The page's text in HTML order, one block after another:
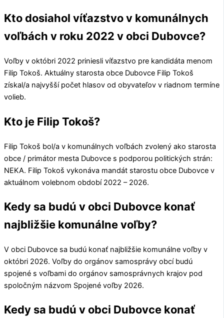
Kto dosiahol víťazstvo v komunálnych
voľbách v roku 2022 v obci Dubovce?
Voľby v októbri 2022 priniesli víťazstvo pre kandidáta menom
Filip Tokoš. Aktuálny starosta obce Dubovce Filip Tokoš
získal/a najvyšší počet hlasov od obyvateľov v riadnom termíne
volieb.
Kto je Filip Tokoš?
Filip Tokoš bol/a v komunálnych voľbách zvolený ako starosta
obce / primátor mesta Dubovce s podporou politických strán:
NEKA. Filip Tokoš vykonáva mandát starostu obce Dubovce v
aktuálnom volebnom období 2022 – 2026.
Kedy sa budú v obci Dubovce konať
najbližšie komunálne voľby?
V obci Dubovce sa budú konať najbližšie komunálne voľby v
októbri 2026. Voľby do orgánov samosprávy obcí budú
spojené s voľbami do orgánov samosprávnych krajov pod
spoločným názvom Spojené voľby 2026.
Kedy sa budú v obci Dubovce konať